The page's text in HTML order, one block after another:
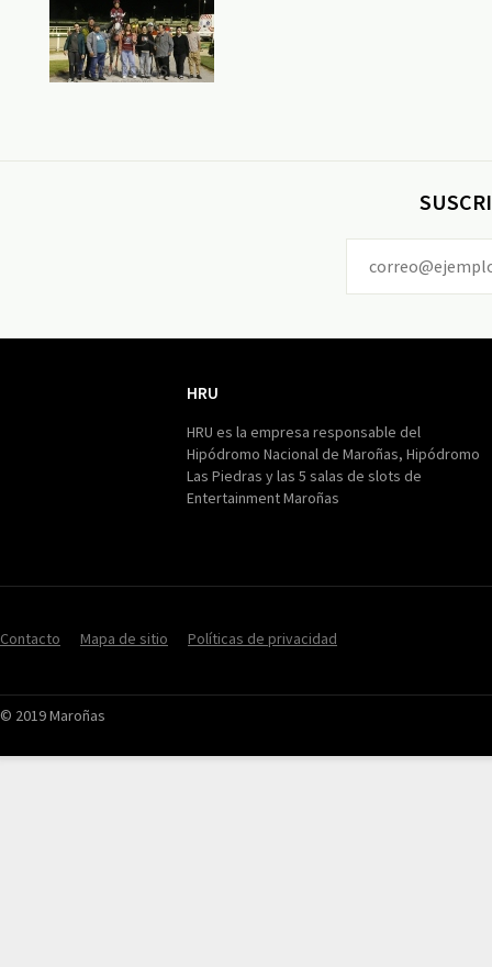
HRU
HRU es la empresa responsable del
Hipódromo Nacional de Maroñas, Hipódromo
Las Piedras y las 5 salas de slots de
Entertainment Maroñas
Contacto Mapa de sitio Políticas de privacidad
© 2019 Maroñas